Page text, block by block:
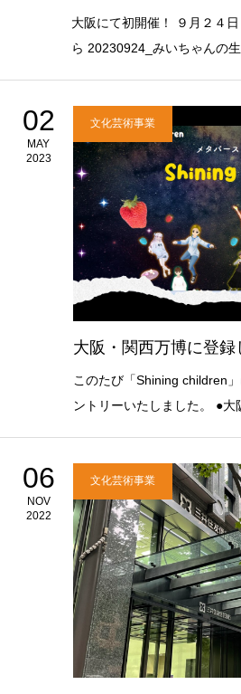
大阪にて初開催！ ９月２４
ら 20230924_みいちゃんの生
02
MAY
2023
文化芸術事業
大阪・関西万博に登録
このたび「Shining children
ントリーいたしました。 ●大
06
NOV
2022
文化芸術事業